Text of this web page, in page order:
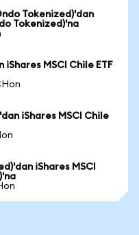
Tokenized)'dan
Tokenized)'na
iShares MSCI Chile ETF
iShares MSCI Chile
iShares MSCI